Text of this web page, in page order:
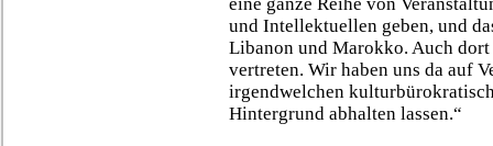
und Intellektuellen geben, und
Libanon und Marokko. Auch
vertreten. Wir haben uns da auf
irgendwelchen
Hintergrund abhalten lassen.“